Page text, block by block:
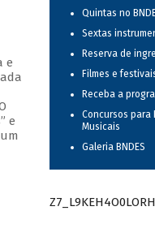
e
e
Quintas no
Sextas
Reserva de
Filmes e
Receba a
Concursos para
Musicais
Galeria BNDES